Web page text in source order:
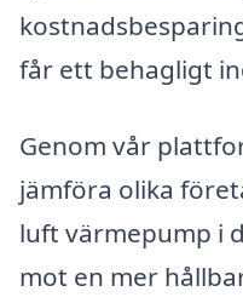
får ett behagligt
Genom vår
jämföra olika
luft värmepump i
mot en mer